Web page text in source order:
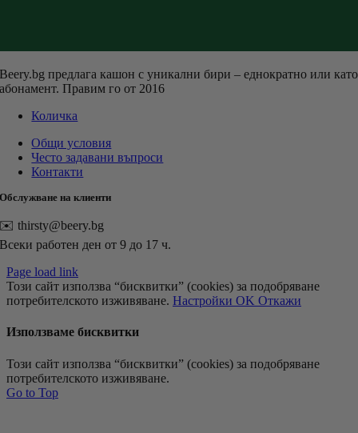
Beery.bg предлага кашон с уникални бири – еднократно или като
абонамент. Правим го от 2016
Количка
Общи условия
Често задавани въпроси
Контакти
Обслужване на клиенти
✉️ thirsty@beery.bg
Всеки работен ден от 9 до 17 ч.
Page load link
Този сайт използва “бисквитки” (cookies) за подобряване
потребителското изживяване. Настройки OK Откажи
Използваме бисквитки
Този сайт използва “бисквитки” (cookies) за подобряване
потребителското изживяване.
Go to Top